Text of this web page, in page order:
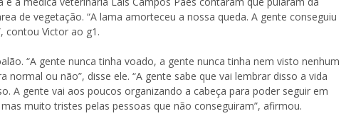
de vegetação. “A lama amorteceu a nossa queda. A gente conseguiu
contou Victor ao g1.
“A gente nunca tinha voado, a gente nunca tinha nem visto nenhum
normal ou não”, disse ele. “A gente sabe que vai lembrar disso a vida
A gente vai aos poucos organizando a cabeça para poder seguir em
muito tristes pelas pessoas que não conseguiram”, afirmou.